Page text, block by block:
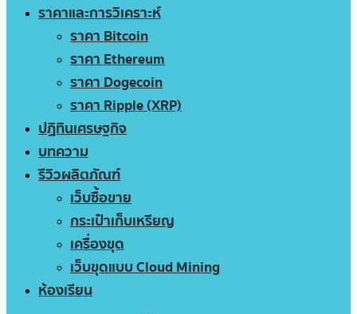
ราคาและการวิเคราะห์
ราคา Bitcoin
ราคา Ethereum
ราคา Dogecoin
ราคา Ripple (XRP)
ปฏิทินเศรษฐกิจ
บทความ
รีวิวผลิตภัณฑ์
เว็บซื้อขาย
กระเป๋าเก็บเหรียญ
เครื่องขุด
เว็บขุดแบบ Cloud Mining
ห้องเรียน